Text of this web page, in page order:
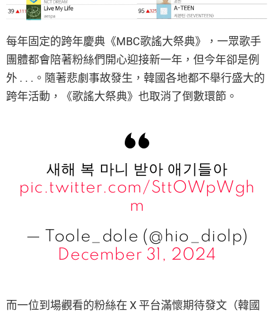
每年固定的跨年慶典《MBC歌謠大祭典》，一眾歌手
團體都會陪著粉絲們開心迎接新一年，但今年卻是例
外 . . .。隨著悲劇事故發生，韓國各地都不舉行盛大的
跨年活動，《歌謠大祭典》也取消了倒數環節。
새해 복 마니 받아 애기들아
pic.twitter.com/SttOWpWgh
m
— Toole_dole (@hio_diolp)
December 31, 2024
而一位到場觀看的粉絲在 X 平台滿懷期待發文（韓國